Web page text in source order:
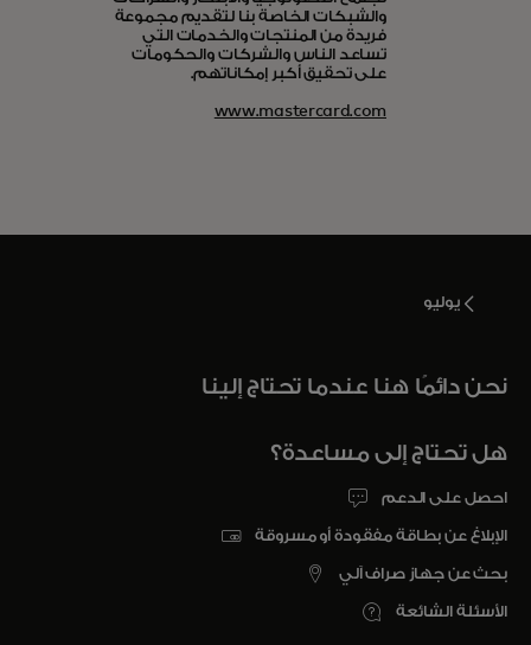
والشبكات الخاصة بنا لتقديم مجموعة
فريدة من المنتجات والخدمات التي
تساعد الناس والشركات والحكومات
على تحقيق أكبر إمكاناتهم.
www.mastercard.com
يوليو
نحن دائمًا هنا عندما تحتاج إلينا
هل تحتاج إلى مساعدة؟
احصل على الدعم
الإبلاغ عن بطاقة مفقودة أو مسروقة
بحث عن جهاز صراف آلي
الأسئلة الشائعة